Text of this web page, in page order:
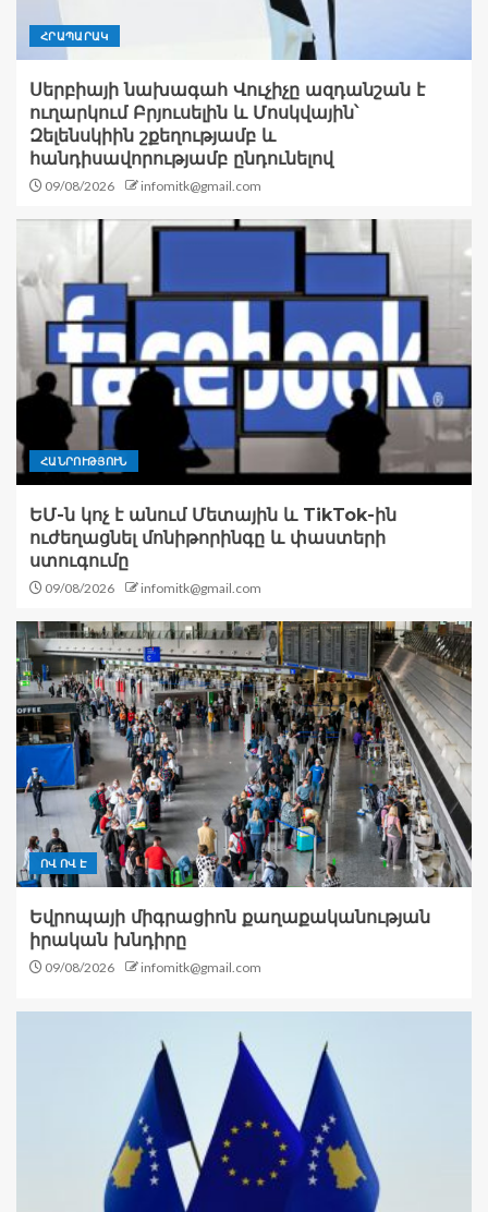
ՀՐԱՊԱՐԱԿ
Սերբիայի նախագահ Վուչիչը ազդանշան է
ուղարկում Բրյուսելին և Մոսկվային՝
Զելենսկիին շքեղությամբ և
հանդիսավորությամբ ընդունելով
09/08/2026 infomitk@gmail.com
ՀԱՆՐՈՒԹՅՈՒՆ
ԵՄ-ն կոչ է անում Մետային և TikTok-ին
ուժեղացնել մոնիթորինգը և փաստերի
ստուգումը
09/08/2026 infomitk@gmail.com
ՈՎ ՈՎ Է
Եվրոպայի միգրացիոն քաղաքականության
իրական խնդիրը
09/08/2026 infomitk@gmail.com